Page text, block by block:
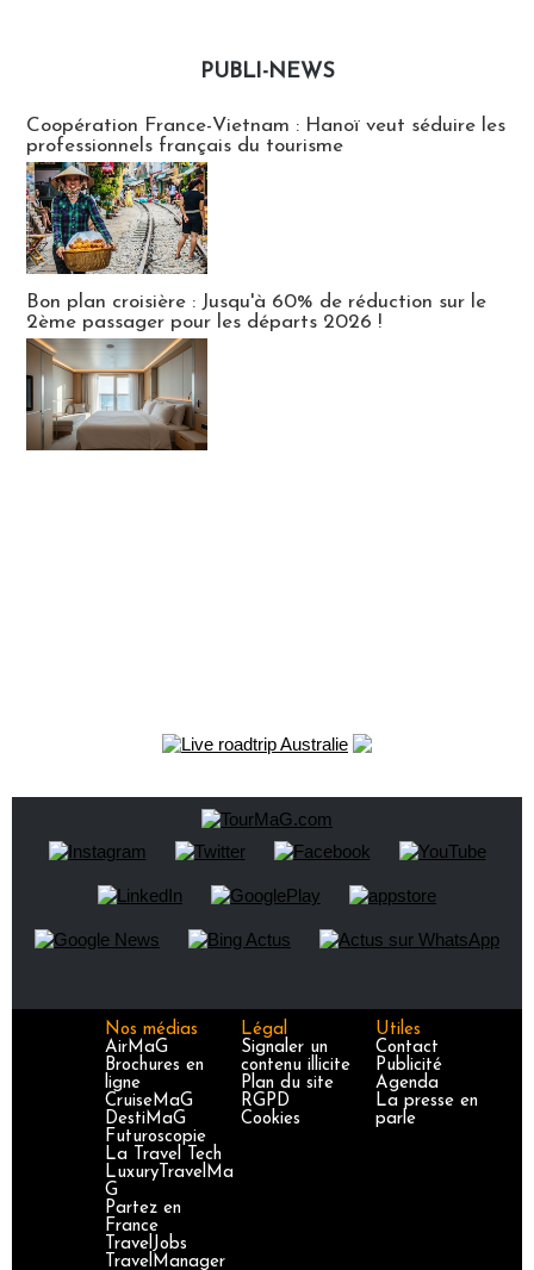
PUBLI-NEWS
Coopération France-Vietnam : Hanoï veut séduire les
professionnels français du tourisme
Bon plan croisière : Jusqu'à 60% de réduction sur le
2ème passager pour les départs 2026 !
Nos médias
AirMaG
Brochures en
ligne
CruiseMaG
DestiMaG
Futuroscopie
La Travel Tech
LuxuryTravelMa
G
Partez en
France
TravelJobs
TravelManager
Légal
Signaler un
contenu illicite
Plan du site
RGPD
Cookies
Utiles
Contact
Publicité
Agenda
La presse en
parle